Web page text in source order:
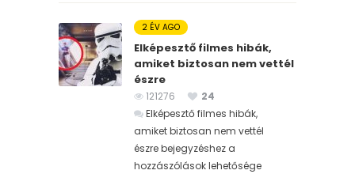
2 ÉV AGO
Elképesztő filmes hibák,
amiket biztosan nem vettél
észre
121276
24
Elképesztő filmes hibák,
amiket biztosan nem vettél
észre bejegyzéshez a
hozzászólások lehetősége